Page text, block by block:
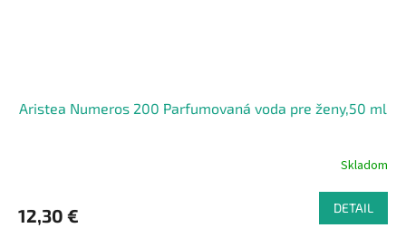
Aristea Numeros 200 Parfumovaná voda pre ženy,50 ml
Skladom
12,30 € DETAIL